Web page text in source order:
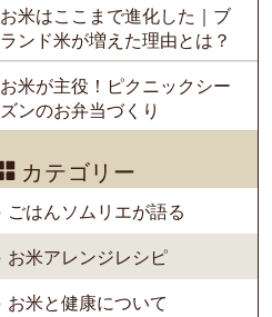
お米はここまで進化した｜ブ
ランド米が増えた理由とは？
お米が主役！ピクニックシー
ズンのお弁当づくり
カテゴリー
ごはんソムリエが語る
お米アレンジレシピ
お米と健康について